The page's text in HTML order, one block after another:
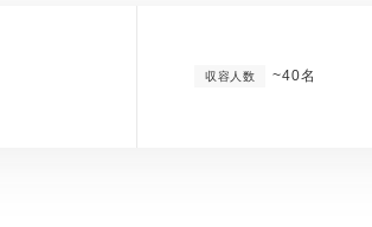
収容人数 ~40名